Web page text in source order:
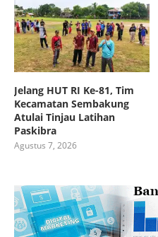
Jelang HUT RI Ke-81, Tim
Kecamatan Sembakung
Atulai Tinjau Latihan
Paskibra
Agustus 7, 2026